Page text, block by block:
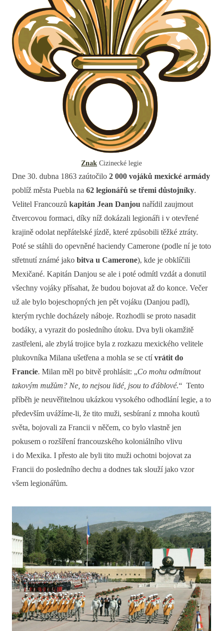
Znak Cizinecké legie
Dne 30. dubna 1863 zaútočilo 2 000 vojáků mexické armády
poblíž města Puebla na 62 legionářů se třemi důstojníky.
Velitel Francouzů kapitán Jean Danjou nařídil zaujmout
čtvercovou formaci, díky níž dokázali legionáři i v otevřené
krajině odolat nepřátelské jízdě, které způsobili těžké ztráty.
Poté se stáhli do opevněné haciendy Camerone (podle ní je toto
střetnutí známé jako bitva u Camerone), kde je obklíčili
Mexičané. Kapitán Danjou se ale i poté odmítl vzdát a donutil
všechny vojáky přísahat, že budou bojovat až do konce. Večer
už ale bylo bojeschopných jen pět vojáku (Danjou padl),
kterým rychle docházely náboje. Rozhodli se proto nasadit
bodáky, a vyrazit do posledního útoku. Dva byli okamžitě
zastřeleni, ale zbylá trojice byla z rozkazu mexického velitele
plukovníka Milana ušetřena a mohla se se ctívrátit do
Francie. Milan měl po bitvě prohlásit: „Co mohu odmítnout
takovým mužům? Ne, to nejsou lidé, jsou to ďáblové.“ Tento
příběh je neuvěřitelnou ukázkou vysokého odhodlání legie, a to
především uvážíme-li, že tito muži, sesbíraní z mnoha koutů
světa, bojovali za Francii v něčem, co bylo vlastně jen
pokusem o rozšíření francouzského koloniálního vlivu
i do Mexika. I přesto ale byli tito muži ochotni bojovat za
Francii do posledního dechu a dodnes tak slouží jako vzor
všem legionářům.